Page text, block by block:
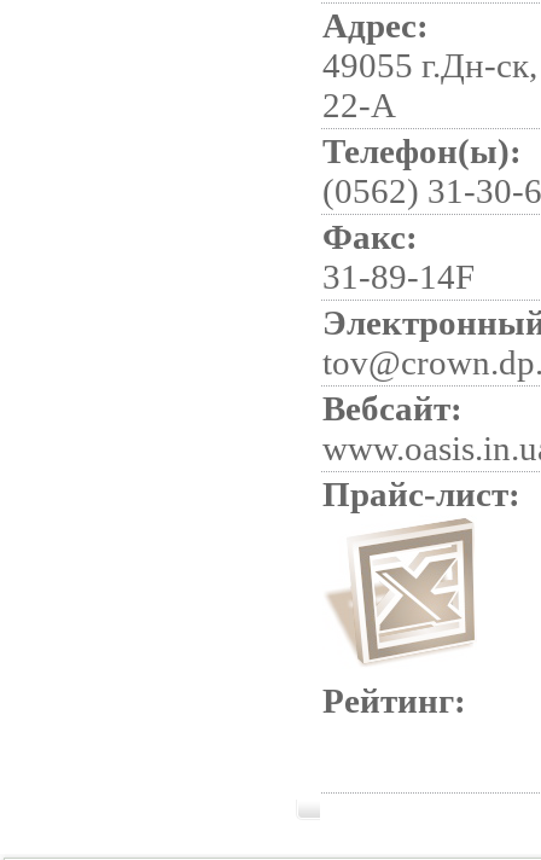
Адрес:
49055 г.Дн-
22-А
Телефон(ы):
(0562) 31-30-
Факс:
31-89-14F
Вебсайт:
Прайс-лист:
Рейтинг: